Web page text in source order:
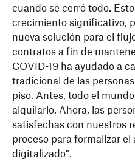
cuando se cerró todo.
crecimiento significativo,
nueva solución para el
contratos a fin de
COVID-19 ha ayudado a
tradicional de las
piso. Antes, todo el
alquilarlo. Ahora, las
satisfechas con nuestros
proceso para formalizar el
digitalizado".